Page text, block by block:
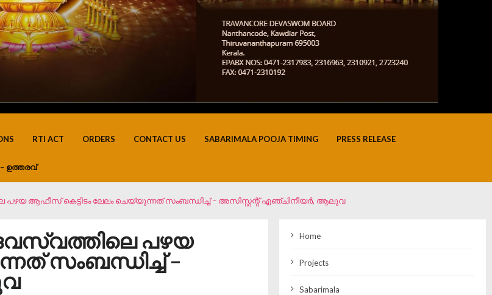
RTI ACT ORDERS CONTACT US SABARIMALA POOJA TIMING PRESS RELEASE
ഉത്തരവ്
പഴയ ആഫീസ് കെട്ടിടം ലേലം ചെയ്യുന്നത് സംബന്ധിച്ച് – അസിസ്റ്റന്റ് എഞ്ചിനീയർ, ആലുവ
പഴയ
സംബന്ധിച്ച് –
Home
Projects
Sabarimala